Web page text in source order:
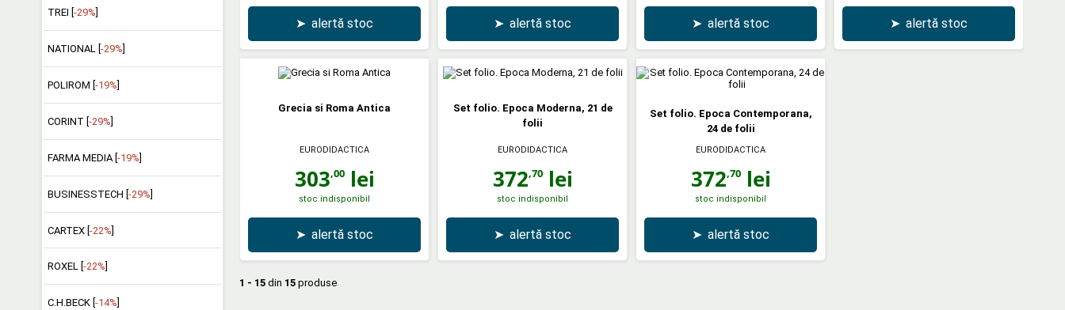
TREI [ -29%
NATIONAL [ -29%
POLIROM [ -19%
CORINT [ -29%
FARMA MEDIA [ -19%
BUSINESSTECH [-29%]
CARTEX [-22%]
ROXEL [ -22%
C.H.BECK [ -14%
➤ alertă stoc ➤ alertă stoc ➤ alertă stoc ➤ alertă stoc
Grecia si Roma Antica
EURODIDACTICA
303,00lei
stoc indisponibil
➤ alertă stoc
Set folio. Epoca Moderna, 21 de
folii
EURODIDACTICA
372,70lei
stoc indisponibil
➤ alertă stoc
Set folio. Epoca Contemporana,
24 de folii
EURODIDACTICA
372,70lei
stoc indisponibil
➤ alertă stoc
1 - 15 din 15 produse